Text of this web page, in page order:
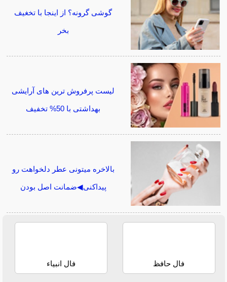
گوشی گرونه؟ از اینجا با تخغیف
بخر
لیست پرفروش ترین های آرایشی
بهداشتی با 50% تخفیف
بالاخره میتونی عطر دلخواهت رو
پیداکنی◀ضمانت اصل بودن
فال حافظ فال انبیاء